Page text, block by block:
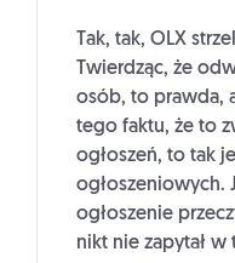
Tak, tak, OLX
Twierdząc, że
osób, to prawda,
tego faktu, że to
ogłoszeń, to tak
ogłoszeniowych.
ogłoszenie
nikt nie zapytał